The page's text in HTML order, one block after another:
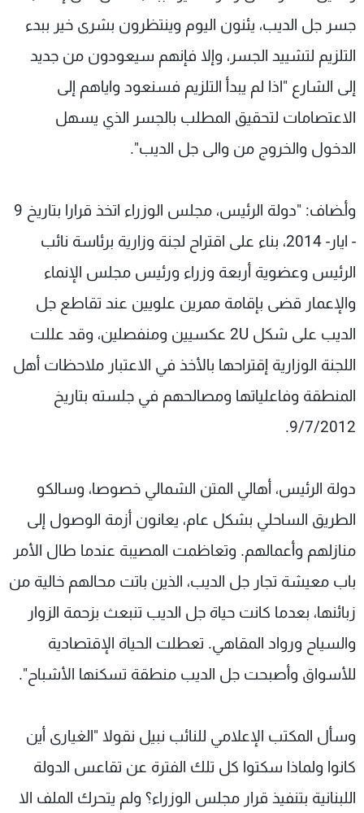
جسر جل الديب، يئنون اليوم وينتظرون بشرى خير ببدء
التلزيم لتشييد الجسر، وإلا فإنهم سيعودون من جديد
إلى الشارع "اذا لم يبدأ التلزيم فسنعود واياهم إلى
الاعتصامات لتحقيق المطلب بالجسر الذي يسهل
الدخول والخروج من والى جل الديب".
وأـضاف: "دولة الرئيس، مجلس الوزراء اتخذ قرارا بتاريخ 9
- ايار- 2014، بناء على اقتراح لجنة وزارية برئاسة نائب
الرئيس وعضوية أربعة وزراء ورئيس مجلس الإنماء
والإعمار قضى بإقامة ممرين علويين عند تقاطع جل
الديب على شكل 2U عكسيين ومنفصلين، وقد عللت
اللجنة الوزارية إقتراحها بالأخذ في الاعتبار ملاحظات أهل
المنطقة وفاعلياتها ومصالحهم في جلسته بتاريخ
9/7/2012.
دولة الرئيس، أهالي المتن الشمالي خصوصا، وسالكو
الطريق الساحلي بشكل عام، يعانون أزمة الوصول إلى
منازلهم وأعمالهم. وتعاظمت المصيبة عندما طال الأمر
باب معيشة تجار جل الديب، الذين باتت محالهم خالية من
زبائنها، بعدما كانت حياة جل الديب تنبعث بزحمة الزوار
والسياح ورواد المقاهي. تعطلت الحياة الإقتصادية
للأسواق وأصبحت جل الديب منطقة تسكنها الأشباح".
وسأل المكتب الإعلامي للنائب نبيل نقولا "الغيارى أين
كانوا ولماذا سكتوا كل تلك الفترة عن تقاعس الدولة
اللبنانية بتنفيذ قرار مجلس الوزراء؟ ولم يتحرك الملف الا